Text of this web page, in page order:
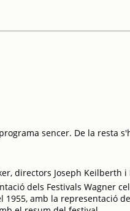
sencer. De la resta
directors Joseph Keilberth i
dels Festivals Wagner
amb la representació